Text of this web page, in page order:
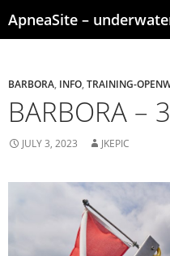
to
BARBORA INFO TRAINING-
BARBORA –
JULY 3, 2023 JKEPIC